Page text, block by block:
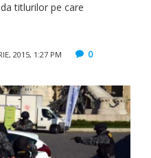
titlurilor pe care
2015, 1:27 PM 0